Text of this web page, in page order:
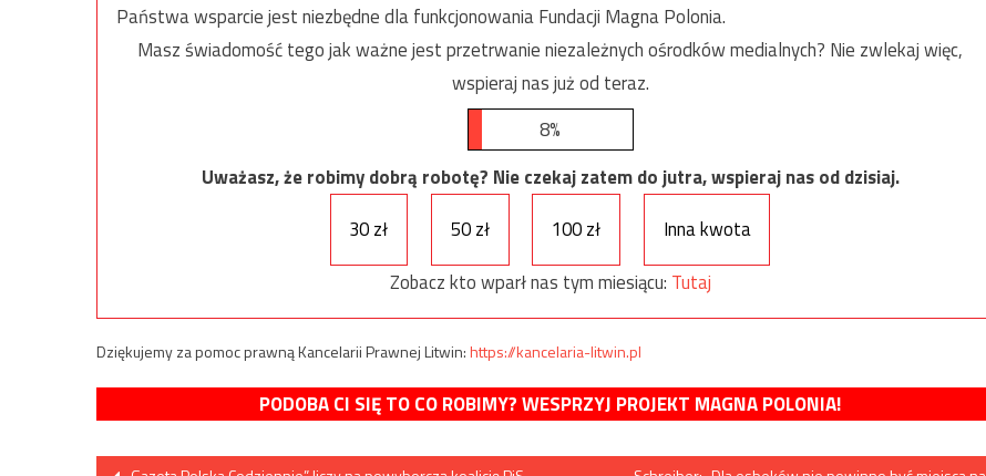
Państwa wsparcie jest niezbędne dla funkcjonowania Fundacji Magna Polonia.
Masz świadomość tego jak ważne jest przetrwanie niezależnych ośrodków medialnych? Nie zwlekaj więc,
wspieraj nas już od teraz.
8%
Uważasz, że robimy dobrą robotę? Nie czekaj zatem do jutra, wspieraj nas od dzisiaj.
30 zł
50 zł 100 zł
Inna kwota
Zobacz kto wparł nas tym miesiącu: Tutaj
Dziękujemy za pomoc prawną Kancelarii Prawnej Litwin:https://kancelaria-litwin.pl
PODOBA CI SIĘ TO CO ROBIMY? WESPRZYJ PROJEKT MAGNA POLONIA!